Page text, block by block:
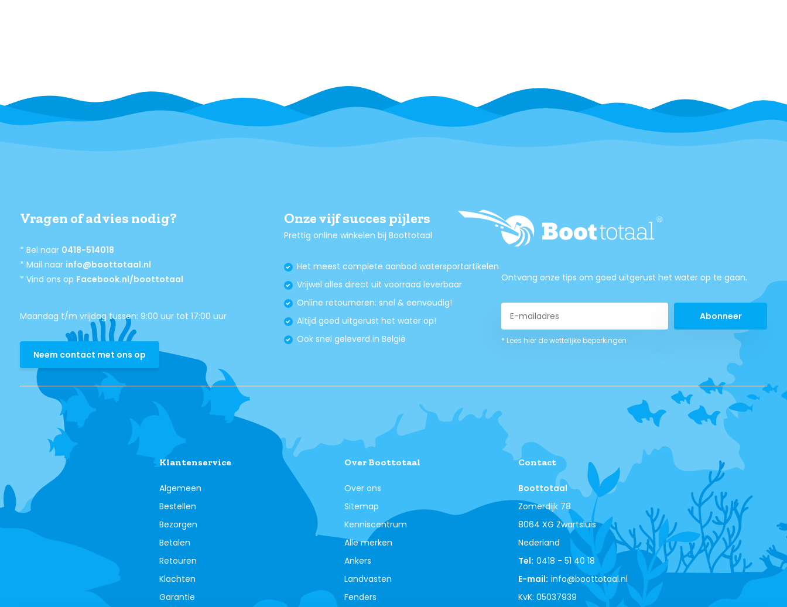
Vragen of advies nodig?
* Bel naar 0418-514018
* Mail naar info@boottotaal.nl
* Vind ons op Facebook.nl/boottotaal
Maandag t/m vrijdag tussen: 9:00 uur tot 17:00 uur
Neem contact met ons op
Onze vijf succes pijlers
Prettig online winkelen bij Boottotaal
Het meest complete aanbod watersportartikelen
Vrijwel alles direct uit voorraad leverbaar
Online retourneren: snel & eenvoudig!
Altijd goed uitgerust het water op!
Ook snel geleverd in België
Ontvang onze tips om goed uitgerust het water op te gaan.
Abonneer
* Lees hier de wettelijke beperkingen
Klantenservice
Algemeen
Bestellen
Bezorgen
Betalen
Retouren
Klachten
Garantie
Over Boottotaal
Over ons
Sitemap
Kenniscentrum
Alle merken
Ankers
Landvasten
Fenders
Contact
Boottotaal
Zomerdijk 78
8064 XG Zwartsluis
Nederland
Tel: 0418 - 51 40 18
E-mail: info@boottotaal.nl
KvK: 05037939